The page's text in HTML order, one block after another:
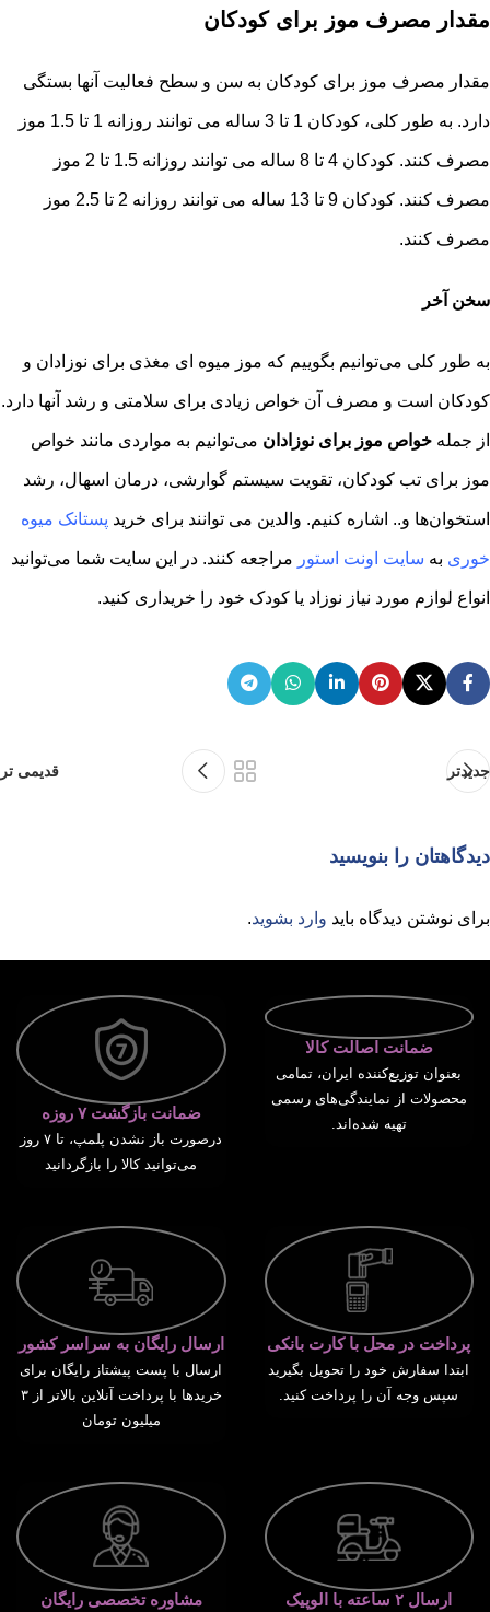
مقدار مصرف موز برای کودکان
مقدار مصرف موز برای کودکان به سن و سطح فعالیت آنها بستگی
دارد. به طور کلی، کودکان 1 تا 3 ساله می توانند روزانه 1 تا 1.5 موز
مصرف کنند. کودکان 4 تا 8 ساله می توانند روزانه 1.5 تا 2 موز
مصرف کنند. کودکان 9 تا 13 ساله می توانند روزانه 2 تا 2.5 موز
مصرف کنند.
سخن آخر
به طور کلی می‌توانیم بگوییم که موز میوه ای مغذی برای نوزادان و
کودکان است و مصرف آن خواص زیادی برای سلامتی و رشد آنها دارد.
از جمله خواص موز برای نوزادان می‌توانیم به مواردی مانند خواص
موز برای تب کودکان، تقویت سیستم گوارشی، درمان اسهال، رشد
استخوان‌ها و.. اشاره کنیم. والدین می توانند برای خرید پستانک میوه
خوری به سایت اونت استور مراجعه کنند. در این سایت شما می‌توانید
انواع لوازم مورد نیاز نوزاد یا کودک خود را خریداری کنید.
جدیدتر قدیمی تر
دیدگاهتان را بنویسید
برای نوشتن دیدگاه باید وارد بشوید.
ضمانت اصالت کالا
بعنوان توزیع‌کننده ایران، تمامی
محصولات از نمایندگی‌های رسمی
تهیه شده‌اند.
ضمانت بازگشت ۷ روزه
درصورت باز نشدن پلمپ، تا ۷ روز
می‌توانید کالا را بازگردانید
پرداخت در محل با کارت بانکی
ابتدا سفارش خود را تحویل بگیرید
سپس وجه آن را پرداخت کنید.
ارسال رایگان به سراسر کشور
ارسال با پست پیشتاز رایگان برای
خریدها با پرداخت آنلاین بالاتر از ۳
میلیون تومان
ارسال ۲ ساعته با الوپیک مشاوره تخصصی رایگان